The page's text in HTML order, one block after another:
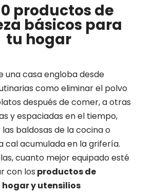
productos de
básicos para
tu hogar
una casa engloba desde
como eliminar el polvo
después de comer, a otras
y espaciadas en el tiempo,
baldosas de la cocina o
cal acumulada en la grifería.
cuanto mejor equipado esté
con los productos de
y utensilios